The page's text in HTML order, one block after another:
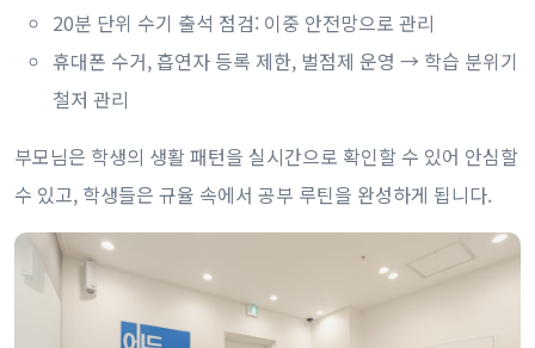
20분 단위 수기 출석 점검: 이중 안전망으로 관리
휴대폰 수거, 흡연자 등록 제한, 벌점제 운영 → 학습 분위기
철저 관리
부모님은 학생의 생활 패턴을 실시간으로 확인할 수 있어 안심할
수 있고, 학생들은 규율 속에서 공부 루틴을 완성하게 됩니다.